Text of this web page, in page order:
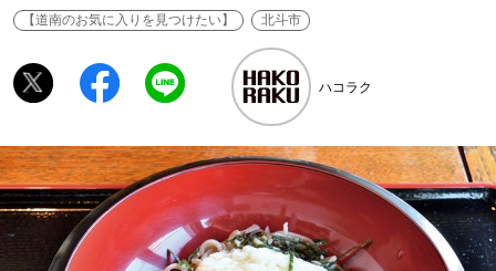
暮らす
みがく
深める
ゆるむ
【道南のお気に入りを見つけたい】 北斗市
ハコラク